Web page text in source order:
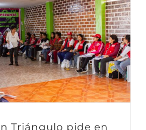
Triángulo pide en